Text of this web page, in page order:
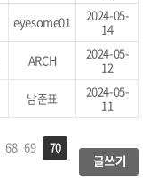
eyesome01
2024-05-
14
ARCH
2024-05-
12
남준표
2024-05-
11
68 69 70